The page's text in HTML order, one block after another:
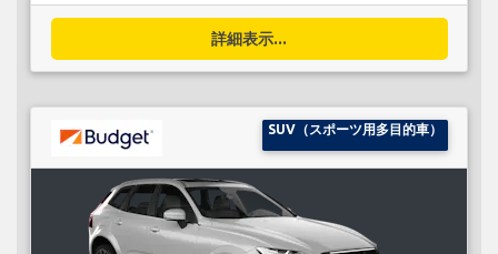
詳細表示...
SUV（スポーツ用多目的車）